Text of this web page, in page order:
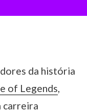
da história
of Legends
carreira